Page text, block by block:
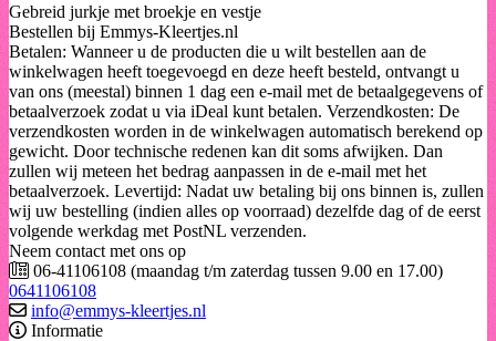
Gebreid jurkje met broekje en vestje
Bestellen bij Emmys-Kleertjes.nl
Betalen: Wanneer u de producten die u wilt bestellen aan de
winkelwagen heeft toegevoegd en deze heeft besteld, ontvangt u
van ons (meestal) binnen 1 dag een e-mail met de betaalgegevens of
betaalverzoek zodat u via iDeal kunt betalen. Verzendkosten: De
verzendkosten worden in de winkelwagen automatisch berekend op
gewicht. Door technische redenen kan dit soms afwijken. Dan
zullen wij meteen het bedrag aanpassen in de e-mail met het
betaalverzoek. Levertijd: Nadat uw betaling bij ons binnen is, zullen
wij uw bestelling (indien alles op voorraad) dezelfde dag of de eerst
volgende werkdag met PostNL verzenden.
Neem contact met ons op
06-41106108 (maandag t/m zaterdag tussen 9.00 en 17.00)
0641106108
info@emmys-kleertjes.nl
Informatie